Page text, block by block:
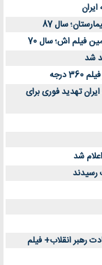
سال 87
شد
تهدید فوری برای
رسیدند
رهبر انقلاب+ فیلم